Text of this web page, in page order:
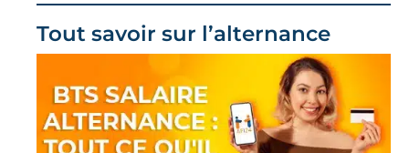
Tout savoir sur l’alternance